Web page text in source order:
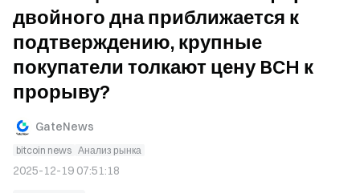
двойного дна приближается к
подтверждению, крупные
покупатели толкают цену BCH к
прорыву?
GateNews
bitcoin news Анализ рынка
2025-12-19 07:51:18